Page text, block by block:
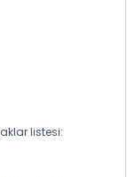
listesi: